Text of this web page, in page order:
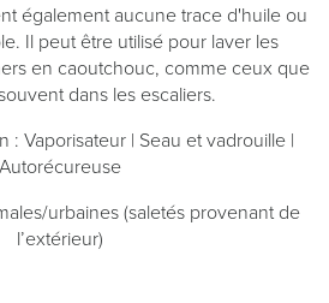
également aucune trace d'huile ou
Il peut être utilisé pour laver les
en caoutchouc, comme ceux que
dans les escaliers.
: Vaporisateur | Seau et vadrouille |
Autorécureuse
urbaines (saletés provenant de
l’extérieur)